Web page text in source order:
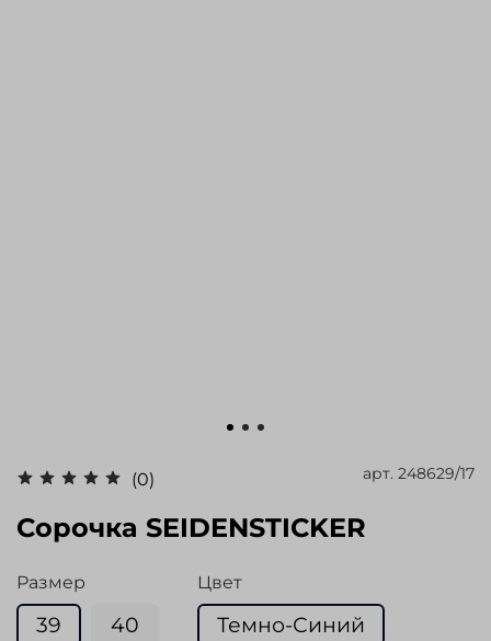
(0) арт. 248629/17
Сорочка SEIDENSTICKER
Размер
39 40
Цвет
Темно-Синий